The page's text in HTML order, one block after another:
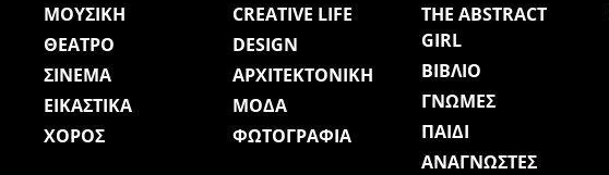
ΜΟΥΣΙΚΗ
ΘΕΑΤΡΟ
ΣΙΝΕΜΑ
ΕΙΚΑΣΤΙΚΑ
ΧΟΡΟΣ
CREATIVE LIFE
DESIGN
ΑΡΧΙΤΕΚΤΟΝΙΚΗ
ΜΟΔΑ
ΦΩΤΟΓΡΑΦΙΑ
THE ABSTRACT
GIRL
ΒΙΒΛΙΟ
ΓΝΩΜΕΣ
ΠΑΙΔΙ
ΑΝΑΓΝΩΣΤΕΣ